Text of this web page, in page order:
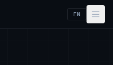
EN